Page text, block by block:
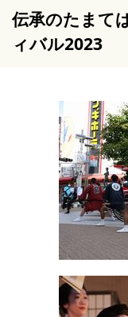
伝承のたまて
ィバル2023